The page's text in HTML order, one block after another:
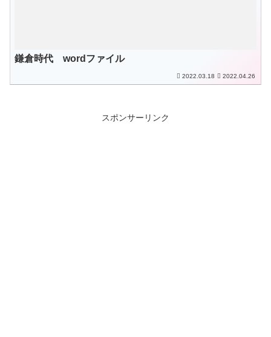
鎌倉時代 wordファイル
2022.03.18 2022.04.26
スポンサーリンク